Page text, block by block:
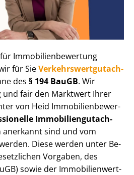
für Im­mo­bi­li­en­be­wer­tung
für SieVer­kehrs­wert­gut­ach­
des § 194 BauGB. Wir
fair den Marktwert Ihrer
von Heid Im­mo­bi­li­en­be­wer­
Im­mo­bi­li­en­gut­ach­
anerkannt sind und vom
Diese werden unter Be­
Vorgaben, des
sowie der Im­mo­bi­li­en­wert­